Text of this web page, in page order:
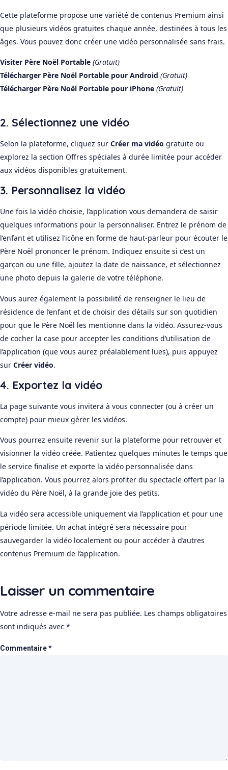
Cette plateforme propose une variété de contenus Premium ainsi
que plusieurs vidéos gratuites chaque année, destinées à tous les
âges. Vous pouvez donc créer une vidéo personnalisée sans frais.
Visiter Père Noël Portable (Gratuit)
Télécharger Père Noël Portable pour Android (Gratuit)
Télécharger Père Noël Portable pour iPhone (Gratuit)
2. Sélectionnez une vidéo
Selon la plateforme, cliquez sur Créer ma vidéo gratuite ou
explorez la section Offres spéciales à durée limitée pour accéder
aux vidéos disponibles gratuitement.
3. Personnalisez la vidéo
Une fois la vidéo choisie, l’application vous demandera de saisir
quelques informations pour la personnaliser. Entrez le prénom de
l’enfant et utilisez l’icône en forme de haut-parleur pour écouter le
Père Noël prononcer le prénom. Indiquez ensuite si c’est un
garçon ou une fille, ajoutez la date de naissance, et sélectionnez
une photo depuis la galerie de votre téléphone.
Vous aurez également la possibilité de renseigner le lieu de
résidence de l’enfant et de choisir des détails sur son quotidien
pour que le Père Noël les mentionne dans la vidéo. Assurez-vous
de cocher la case pour accepter les conditions d’utilisation de
l’application (que vous aurez préalablement lues), puis appuyez
sur Créer vidéo.
4. Exportez la vidéo
La page suivante vous invitera à vous connecter (ou à créer un
compte) pour mieux gérer les vidéos.
Vous pourrez ensuite revenir sur la plateforme pour retrouver et
visionner la vidéo créée. Patientez quelques minutes le temps que
le service finalise et exporte la vidéo personnalisée dans
l’application. Vous pourrez alors profiter du spectacle offert par la
vidéo du Père Noël, à la grande joie des petits.
La vidéo sera accessible uniquement via l’application et pour une
période limitée. Un achat intégré sera nécessaire pour
sauvegarder la vidéo localement ou pour accéder à d’autres
contenus Premium de l’application.
Laisser un commentaire
Votre adresse e-mail ne sera pas publiée. Les champs obligatoires
sont indiqués avec *
Commentaire*